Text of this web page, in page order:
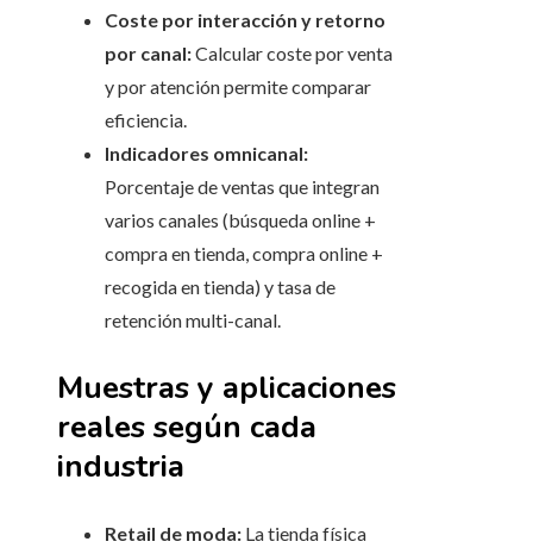
Coste por interacción y retorno
por canal:Calcular coste por venta
y por atención permite comparar
eficiencia.
Indicadores omnicanal:
Porcentaje de ventas que integran
varios canales (búsqueda online +
compra en tienda, compra online +
recogida en tienda) y tasa de
retención multi-canal.
Muestras y aplicaciones
reales según cada
industria
Retail de moda: La tienda física